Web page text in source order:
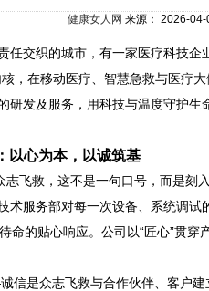
健康女人网 来源： 2026-04-
任交织的城市，有一家医疗科技企
核，在移动医疗、智慧急救与医疗
研发及服务，用科技与温度守护
以心为本，以诚筑基
飞救，这不是一句口号，而是刻
术服务部对每一次设备、系统调
命的贴心响应。公司以“匠心”贯
信是众志飞救与合作伙伴、客户建